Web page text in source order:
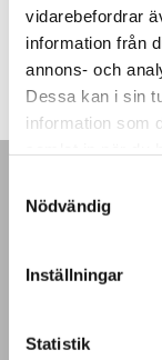
vidarebefordrar
information från
annons- och
Dessa kan i sin
information som
Nödvändig
Inställningar
Statistik
5,190.00